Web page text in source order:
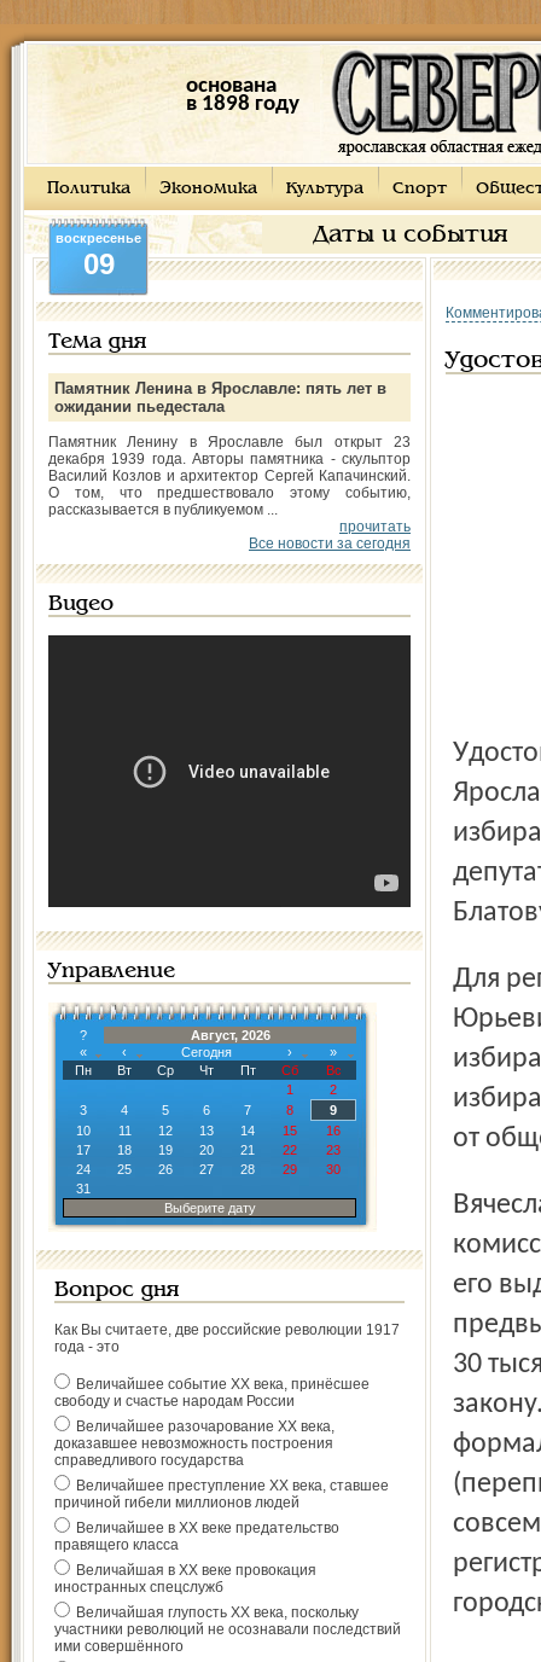
основана
в 1898 году
Политика Экономика Культура Спорт
Даты и события
воскресенье
09
Тема дня
Памятник Ленина в Ярославле: пять лет в
ожидании пьедестала
Памятник Ленину в Ярославле был открыт 23
декабря 1939 года. Авторы памятника - скульптор
Василий Козлов и архитектор Сергей Капачинский.
О том, что предшествовало этому событию,
рассказывается в публикуемом ...
прочитать
Все новости за сегодня
Видео
Управление
?
Август, 2026
«
‹ Сегодня ›
»
Пн
Вт Ср Чт Пт Сб
Вс
1
2
3
4 5 6 7 8
9
10
11 12 13 14 15
16
17
18 19 20 21 22
23
24
25 26 27 28 29
30
31
Выберите дату
Вопрос дня
Как Вы считаете, две российские революции 1917
года - это
Величайшее событие ХХ века, принёсшее
свободу и счастье народам России
Величайшее разочарование ХХ века,
доказавшее невозможность построения
справедливого государства
Величайшее преступление ХХ века, ставшее
причиной гибели миллионов людей
Величайшее в ХХ веке предательство
правящего класса
Величайшая в ХХ веке провокация
иностранных спецслужб
Величайшая глупость ХХ века, поскольку
участники революций не осознавали последствий
ими совершённого
Удостоверение зарегистрированного кандидата в мэры
Для регистрации в качестве кандидата Вячеславу
от
Вячеслав Блатов представил в городскую избирательную
его
30